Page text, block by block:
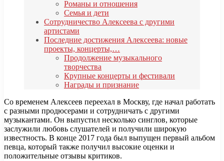
Романы и отношения
Семья и дети
Сотрудничество Алексеева с другими
артистами
Последние достижения Алексеева: новые
проекты, концерты,…
Продолжение музыкального
творчества
Крупные концерты и фестивали
Награды и признание
Со временем Алексеев переехал в Москву, где начал работать
с разными продюсерами и сотрудничать с другими
музыкантами. Он выпустил несколько синглов, которые
заслужили любовь слушателей и получили широкую
известность. В конце 2017 года был выпущен первый альбом
певца, который также получил высокие оценки и
положительные отзывы критиков.